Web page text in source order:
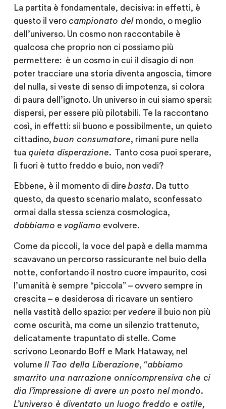
La partita è fondamentale, decisiva: in effetti, è
questo il vero campionato del mondo, o meglio
dell’universo. Un cosmo non raccontabile è
qualcosa che proprio non ci possiamo più
permettere: è un cosmo in cui il disagio di non
poter tracciare una storia diventa angoscia, timore
del nulla, si veste di senso di impotenza, si colora
di paura dell’ignoto. Un universo in cui siamo spersi:
dispersi, per essere più pilotabili. Te la raccontano
così, in effetti: sii buono e possibilmente, un quieto
cittadino,buon consumatore, rimani pure nella
tua quieta disperazione. Tanto cosa puoi sperare,
lì fuori è tutto freddo e buio, non vedi?
Ebbene, è il momento di direbasta. Da tutto
questo, da questo scenario malato, sconfessato
ormai dalla stessa scienza cosmologica,
dobbiamo e vogliamo evolvere.
Come da piccoli, la voce del papà e della mamma
scavavano un percorso rassicurante nel buio della
notte, confortando il nostro cuore impaurito, così
l’umanità è sempre “piccola” – ovvero sempre in
crescita – e desiderosa di ricavare un sentiero
nella vastità dello spazio: per vedere il buio non più
come oscurità, ma come un silenzio trattenuto,
delicatamente trapuntato di stelle. Come
scrivono Leonardo Boff e Mark Hataway, nel
volume Il Tao della Liberazione, “abbiamo
smarrito una narrazione onnicomprensiva che ci
dia l’impressione di avere un posto nel mondo.
L’universo è diventato un luogo freddo e ostile,